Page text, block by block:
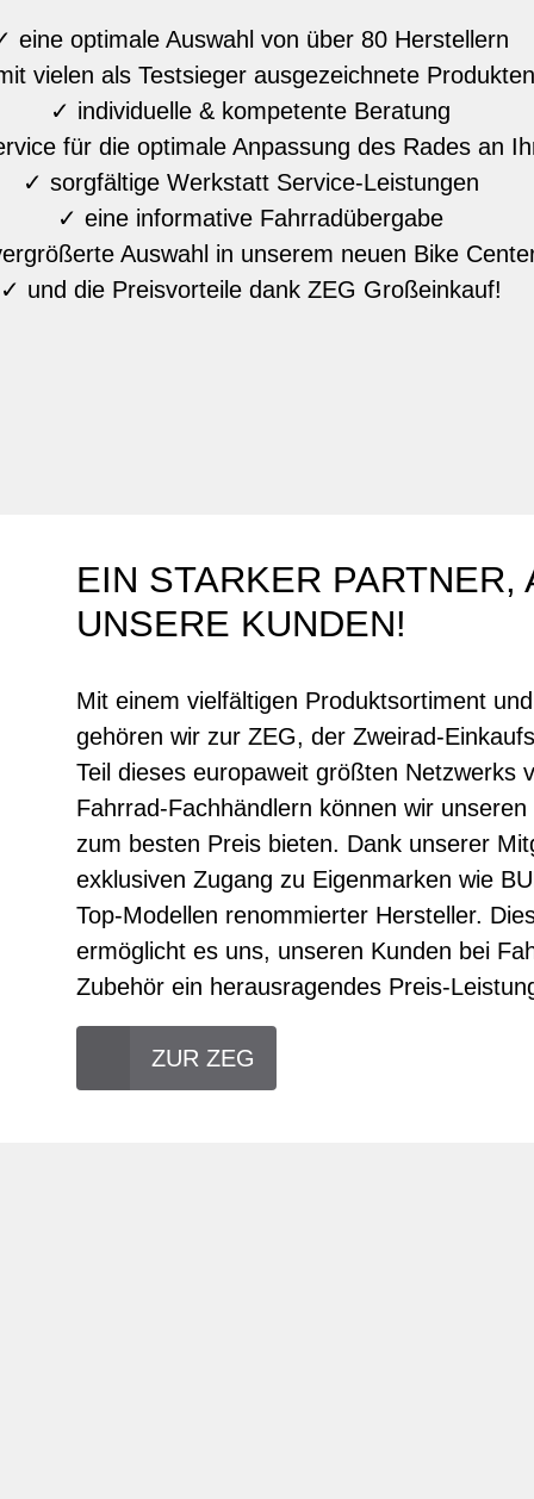
eine optimale Auswahl von über 80 Herstellern
vielen als Testsieger ausgezeichnete Produkten
✓ individuelle & kompetente Beratung
für die optimale Anpassung des Rades an
✓ sorgfältige Werkstatt Service-Leistungen
✓ eine informative Fahrradübergabe
Auswahl in unserem neuen Bike
✓ und die Preisvorteile dank ZEG Großeinkauf!
EIN STARKER PARTNER,
UNSERE KUNDEN!
Mit einem vielfältigen Produktsortiment
gehören wir zur ZEG, der Zweirad-
Teil dieses europaweit größten Netzwerks
Fahrrad-Fachhändlern können wir
zum besten Preis bieten. Dank unserer
exklusiven Zugang zu Eigenmarken wie
Top-Modellen renommierter Hersteller.
ermöglicht es uns, unseren Kunden bei
Zubehör ein herausragendes Preis-
ZUR ZEG